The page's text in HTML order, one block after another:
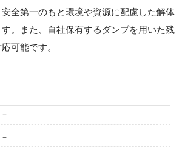
全第一のもと環境や資源に配慮した解体
。また、自社保有するダンプを用いた残
可能です。
－
－